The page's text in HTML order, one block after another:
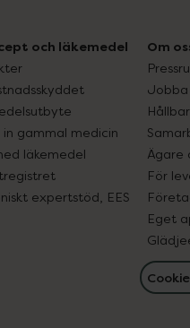
och läkemedel
in gammal medicin
läkemedel
expertstöd, EES
Om
Jobba
Ägare
För
Eget